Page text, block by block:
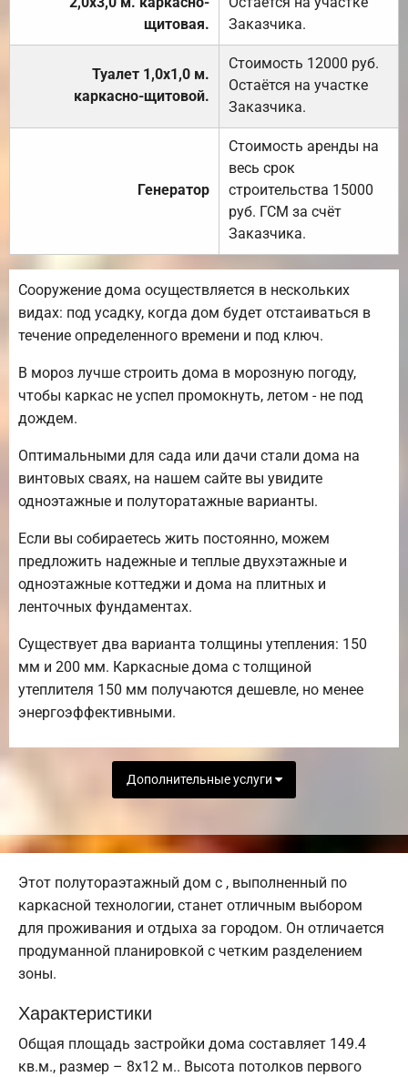
щитовая.
Заказчика.
Туалет 1,0х1,0 м.
каркасно-щитовой.
Стоимость 12000 руб.
Остаётся на участке
Заказчика.
Генератор
Стоимость аренды на
весь срок
строительства 15000
руб. ГСМ за счёт
Заказчика.
Сооружение дома осуществляется в нескольких
видах: под усадку, когда дом будет отстаиваться в
течение определенного времени и под ключ.
В мороз лучше строить дома в морозную погоду,
чтобы каркас не успел промокнуть, летом - не под
дождем.
Оптимальными для сада или дачи стали дома на
винтовых сваях, на нашем сайте вы увидите
одноэтажные и полуторатажные варианты.
Если вы собираетесь жить постоянно, можем
предложить надежные и теплые двухэтажные и
одноэтажные коттеджи и дома на плитных и
ленточных фундаментах.
Существует два варианта толщины утепления: 150
мм и 200 мм. Каркасные дома с толщиной
утеплителя 150 мм получаются дешевле, но менее
энергоэффективными.
Дополнительные услуги
Этот полутораэтажный дом с , выполненный по
каркасной технологии, станет отличным выбором
для проживания и отдыха за городом. Он отличается
продуманной планировкой с четким разделением
зоны.
Характеристики
Общая площадь застройки дома составляет 149.4
кв.м., размер – 8х12 м.. Высота потолков первого